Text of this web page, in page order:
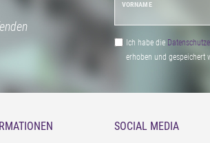
VORNAME
Ich habe die
erhoben und gespeichert
SOCIAL MEDIA